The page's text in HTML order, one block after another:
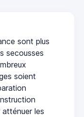
sont plus
secousses
soient
les